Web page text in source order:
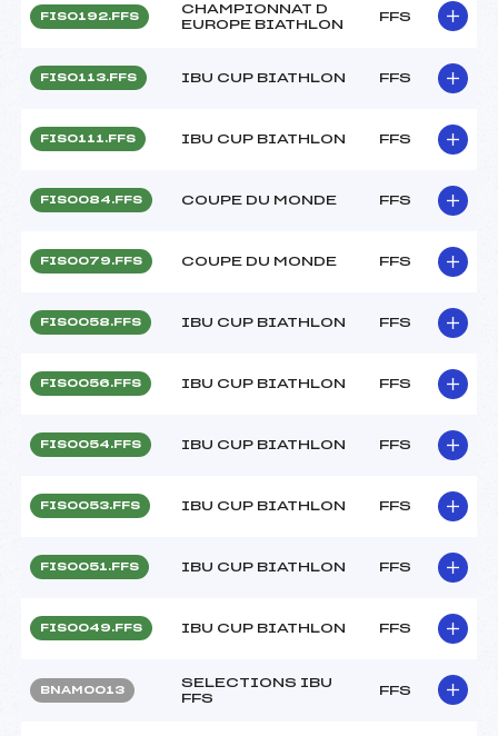
FIS0192.FFS
CHAMPIONNAT D
EUROPE BIATHLON
FFS
FIS0113.FFS IBU CUP BIATHLON FFS
FIS0111.FFS IBU CUP BIATHLON FFS
FIS0084.FFS COUPE DU MONDE FFS
FIS0079.FFS COUPE DU MONDE FFS
FIS0058.FFS IBU CUP BIATHLON FFS
FIS0056.FFS IBU CUP BIATHLON FFS
FIS0054.FFS IBU CUP BIATHLON FFS
FIS0053.FFS IBU CUP BIATHLON FFS
FIS0051.FFS IBU CUP BIATHLON FFS
FIS0049.FFS IBU CUP BIATHLON FFS
BNAM0013
SELECTIONS IBU
FFS
FFS